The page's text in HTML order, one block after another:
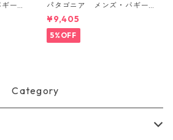
ー
L
パタゴニア メンズ・バギー
ズ・ロング ７インチ (カラー
Forge Grey w/Forge Grey)
Patagonia Men's Baggies™
Longs - 7"日本正規品 製品
¥9,405
5%OFF
Category